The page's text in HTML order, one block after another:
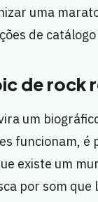
uma
de
de rock
um
funcionam,
existe um
por som